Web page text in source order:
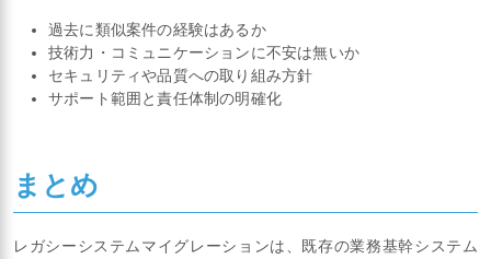
過去に類似案件の経験はあるか
技術力・コミュニケーションに不安は無いか
セキュリティや品質への取り組み方針
サポート範囲と責任体制の明確化
まとめ
レガシーシステムマイグレーションは、既存の業務基幹システム